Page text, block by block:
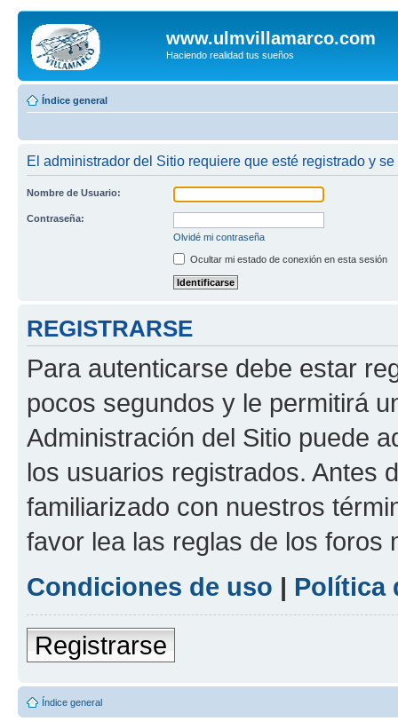
www.ulmvillamarco.com
Haciendo realidad tus sueños
Índice general
El administrador del Sitio requiere que esté registrado y
Nombre de Usuario:
Contraseña:
Olvidé mi contraseña
Ocultar mi estado de conexión en esta sesión
REGISTRARSE
Para autenticarse debe estar
pocos segundos y le permitirá
Administración del Sitio puede
los usuarios registrados. Antes
familiarizado con nuestros
favor lea las reglas de los foros
Condiciones de uso | Política
Registrarse
Índice general